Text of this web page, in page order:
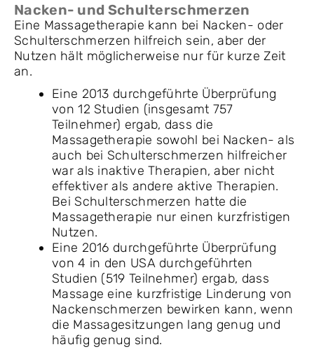
Nacken- und Schulterschmerzen
Eine Massagetherapie kann bei Nacken- oder
Schulterschmerzen hilfreich sein, aber der
Nutzen hält möglicherweise nur für kurze Zeit
an.
Eine 2013 durchgeführte Überprüfung
von 12 Studien (insgesamt 757
Teilnehmer) ergab, dass die
Massagetherapie sowohl bei Nacken- als
auch bei Schulterschmerzen hilfreicher
war als inaktive Therapien, aber nicht
effektiver als andere aktive Therapien.
Bei Schulterschmerzen hatte die
Massagetherapie nur einen kurzfristigen
Nutzen.
Eine 2016 durchgeführte Überprüfung
von 4 in den USA durchgeführten
Studien (519 Teilnehmer) ergab, dass
Massage eine kurzfristige Linderung von
Nackenschmerzen bewirken kann, wenn
die Massagesitzungen lang genug und
häufig genug sind.